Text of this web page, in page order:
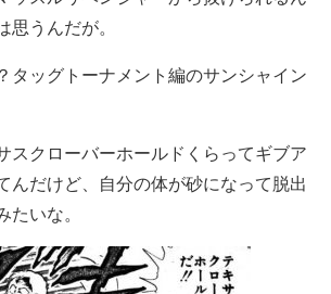
思うんだが。
タッグトーナメント編のサンシャイン
スクローバーホールドくらってギブア
んだけど、自分の体が砂になって脱出
たいな。